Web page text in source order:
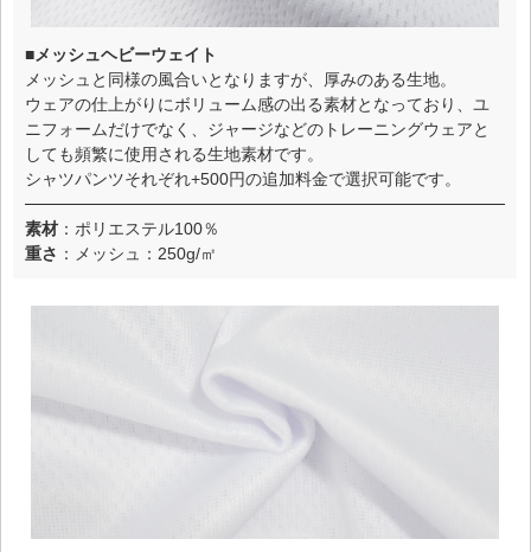
■メッシュヘビーウェイト
メッシュと同様の風合いとなりますが、厚みのある生地。
ウェアの仕上がりにボリューム感の出る素材となっており、ユ
ニフォームだけでなく、ジャージなどのトレーニングウェアと
しても頻繁に使用される生地素材です。
シャツパンツそれぞれ+500円の追加料金で選択可能です。
素材 ：ポリエステル100％
重さ ：メッシュ：250g/㎡